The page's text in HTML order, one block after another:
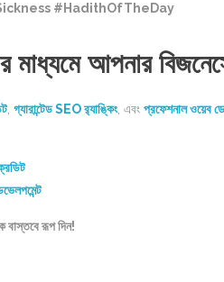
#HadithOfTheDay
মাধ্যমে আপনার
, গ্যারান্টেড SEO র‍্যাঙ্কিং, এবং প্রফেশনাল ওয়েব
বাস্তবে রূপ দিন!